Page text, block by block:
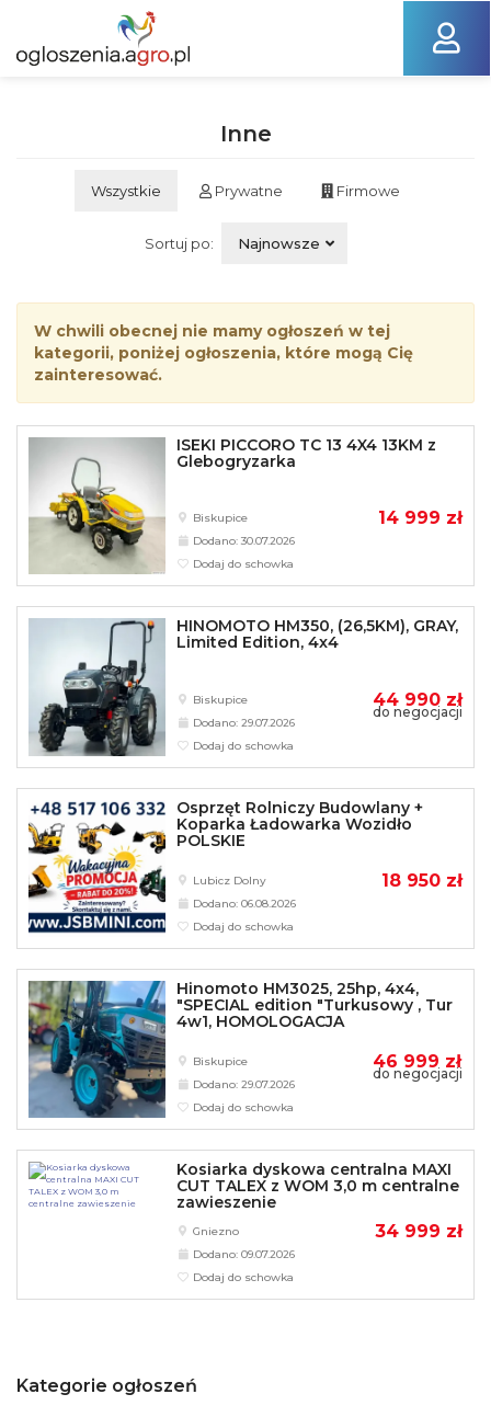
Inne
Wszystkie Prywatne Firmowe
Sortuj po: Najnowsze
W chwili obecnej nie mamy ogłoszeń w tej
kategorii, poniżej ogłoszenia, które mogą Cię
zainteresować.
ISEKI PICCORO TC 13 4X4 13KM z
Glebogryzarka
14 999 zł
Biskupice
Dodano: 30.07.2026
Dodaj do schowka
HINOMOTO HM350, (26,5KM), GRAY,
Limited Edition, 4x4
44 990 zł
do negocjacji
Biskupice
Dodano: 29.07.2026
Dodaj do schowka
Osprzęt Rolniczy Budowlany +
Koparka Ładowarka Wozidło
POLSKIE
18 950 zł
Lubicz Dolny
Dodano: 06.08.2026
Dodaj do schowka
Hinomoto HM3025, 25hp, 4x4,
"SPECIAL edition "Turkusowy , Tur
4w1, HOMOLOGACJA
46 999 zł
do negocjacji
Biskupice
Dodano: 29.07.2026
Dodaj do schowka
Kosiarka dyskowa centralna MAXI
CUT TALEX z WOM 3,0 m centralne
zawieszenie
34 999 zł
Gniezno
Dodano: 09.07.2026
Dodaj do schowka
Kategorie ogłoszeń